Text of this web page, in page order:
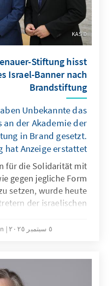
KAS
Stiftung hisst
Israel-Banner nach
Brandstiftung
Unbekannte das
an der Akademie der
in Brand gesetzt.
hat Anzeige erstattet.
für die Solidarität mit
gegen jegliche Form
setzen, wurde heute
der israelischen
Fassade angebracht.
٥ سبتمبر ٢٠٢٥